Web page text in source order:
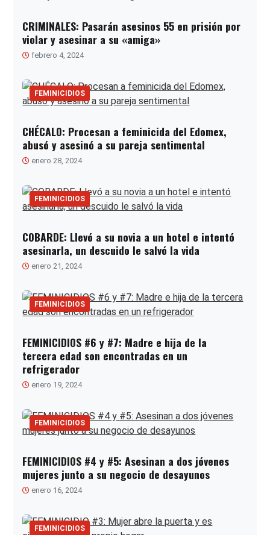
CRIMINALES: Pasarán asesinos 55 en prisión por
violar y asesinar a su «amiga»
febrero 4, 2024
FEMINICIDIOS
CHÉCALO: Procesan a feminicida del Edomex,
abusó y asesinó a su pareja sentimental
enero 28, 2024
FEMINICIDIOS
COBARDE: Llevó a su novia a un hotel e intentó
asesinarla, un descuido le salvó la vida
enero 21, 2024
FEMINICIDIOS
FEMINICIDIOS #6 y #7: Madre e hija de la
tercera edad son encontradas en un
refrigerador
enero 19, 2024
FEMINICIDIOS
FEMINICIDIOS #4 y #5: Asesinan a dos jóvenes
mujeres junto a su negocio de desayunos
enero 16, 2024
FEMINICIDIOS